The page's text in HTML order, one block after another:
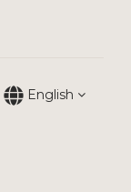
English